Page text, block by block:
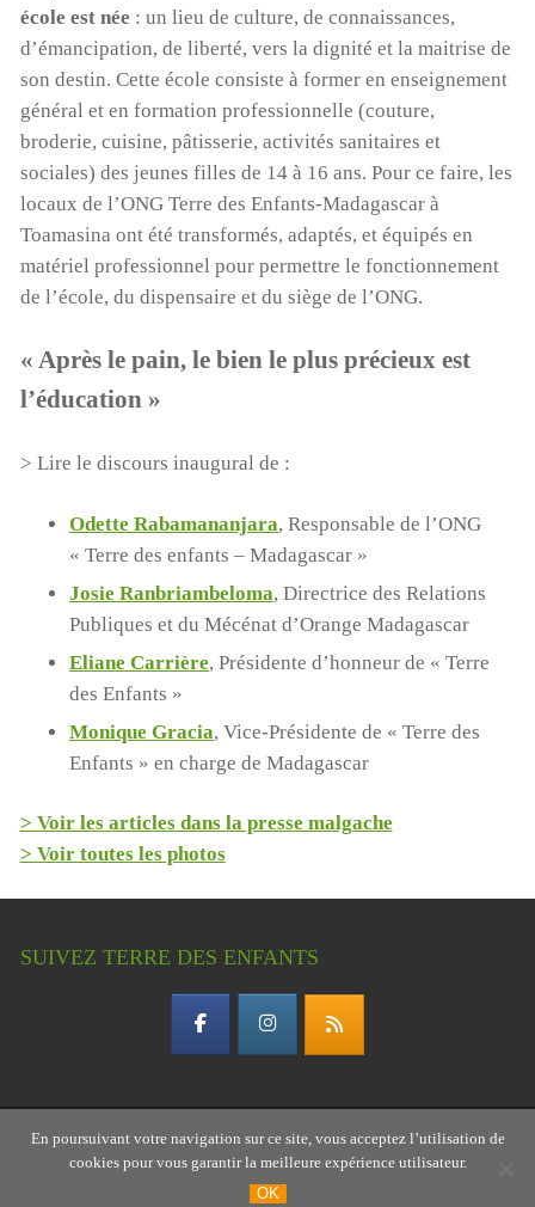
école est née : un lieu de culture, de connaissances,
d’émancipation, de liberté, vers la dignité et la maitrise de
son destin. Cette école consiste à former en enseignement
général et en formation professionnelle (couture,
broderie, cuisine, pâtisserie, activités sanitaires et
sociales) des jeunes filles de 14 à 16 ans. Pour ce faire, les
locaux de l’ONG Terre des Enfants-Madagascar à
Toamasina ont été transformés, adaptés, et équipés en
matériel professionnel pour permettre le fonctionnement
de l’école, du dispensaire et du siège de l’ONG.
« Après le pain, le bien le plus précieux est
l’éducation »
> Lire le discours inaugural de :
Odette Rabamananjara, Responsable de l’ONG
« Terre des enfants – Madagascar »
Josie Ranbriambeloma, Directrice des Relations
Publiques et du Mécénat d’Orange Madagascar
Eliane Carrière, Présidente d’honneur de « Terre
des Enfants »
Monique Gracia, Vice-Présidente de « Terre des
Enfants » en charge de Madagascar
> Voir les articles dans la presse malgache
> Voir toutes les photos
SUIVEZ TERRE DES ENFANTS
Copyright © 2026 Terre des enfants – association
gardoise
En poursuivant votre navigation sur ce site, vous acceptez l’utilisation de
cookies pour vous garantir la meilleure expérience utilisateur.
OK